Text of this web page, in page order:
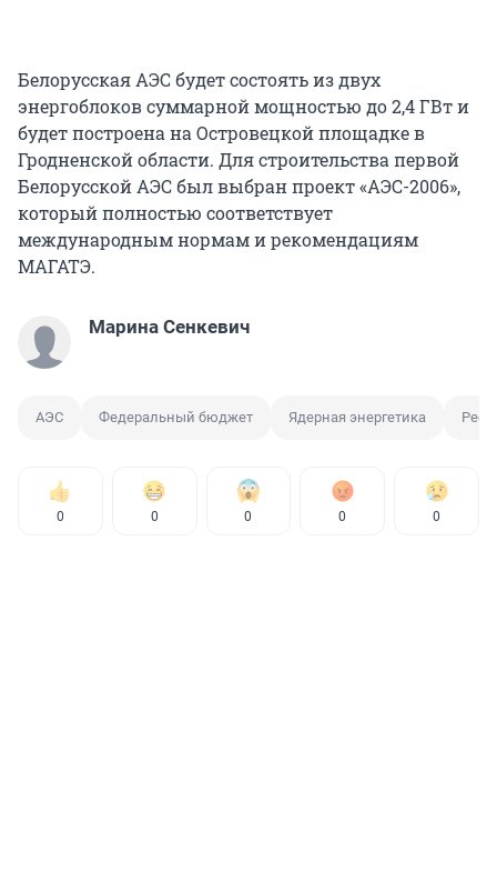
Белорусская АЭС будет состоять из двух
энергоблоков суммарной мощностью до 2,4 ГВт и
будет построена на Островецкой площадке в
Гродненской области. Для строительства первой
Белорусской АЭС был выбран проект «АЭС-2006»,
который полностью соответствует
международным нормам и рекомендациям
МАГАТЭ.
Марина Сенкевич
АЭС Федеральный бюджет Ядерная энергетика
0 0 0 0 0